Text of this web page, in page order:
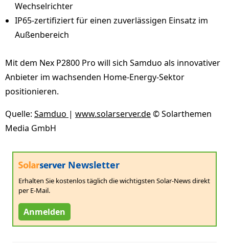
Wechselrichter
IP65-zertifiziert für einen zuverlässigen Einsatz im
Außenbereich
Mit dem Nex P2800 Pro will sich Samduo als innovativer
Anbieter im wachsenden Home-Energy-Sektor
positionieren.
Quelle: Samduo | www.solarserver.de© Solarthemen
Media GmbH
Newsletter
Erhalten Sie kostenlos täglich die wichtigsten Solar-News direkt
per E-Mail.
Anmelden